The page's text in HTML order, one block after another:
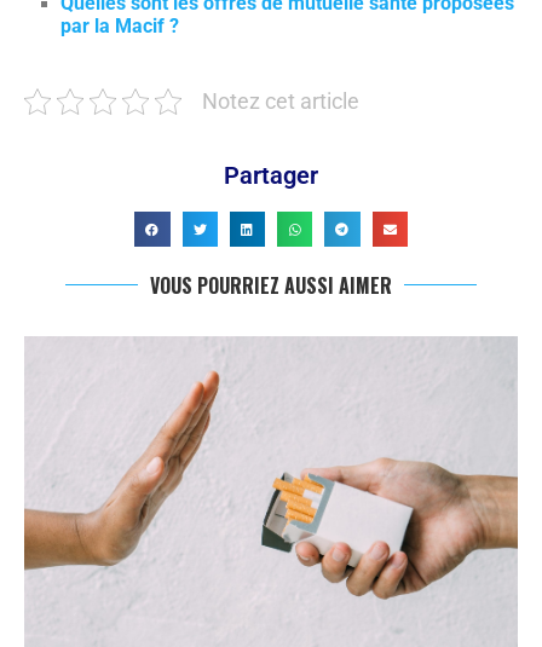
par la Macif ?
Notez cet article
Partager
VOUS POURRIEZ AUSSI AIMER